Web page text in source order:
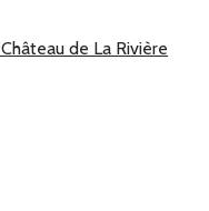
de La Rivière